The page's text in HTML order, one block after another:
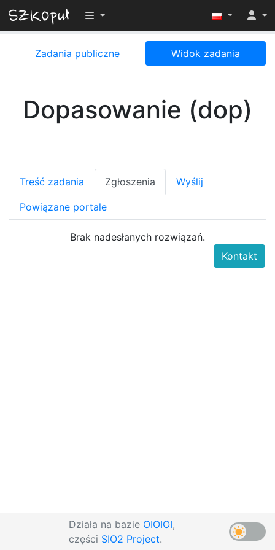
Przełącz widoczność menu
Zadania publiczne Widok zadania
Dopasowanie (dop)
Treść zadania Zgłoszenia Wyślij
Powiązane portale
Brak nadesłanych rozwiązań.
Działa na bazie OIOIOI,
części SIO2 Project.
Kontakt